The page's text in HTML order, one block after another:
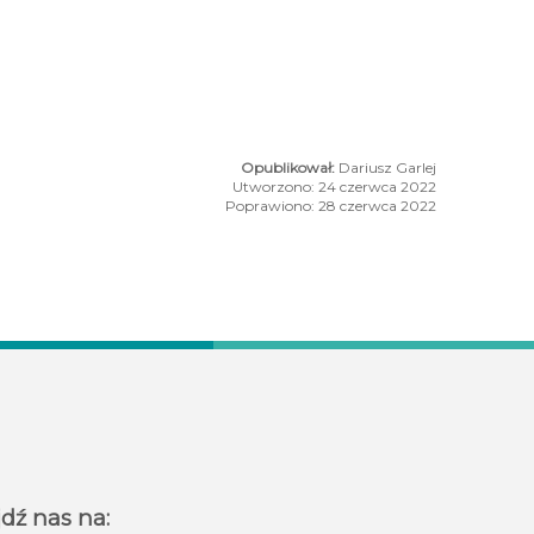
Dariusz Garlej
Utworzono: 24 czerwca 2022
Poprawiono: 28 czerwca 2022
do parku linowego!
nas na: